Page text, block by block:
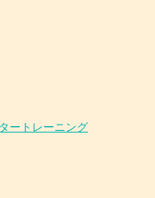
ートレーニング